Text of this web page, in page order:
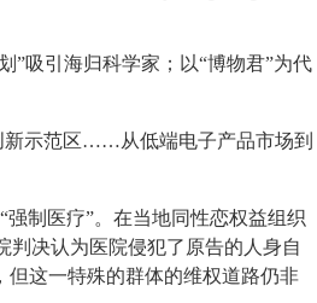
”吸引海归科学家；以“博物君”为代
新示范区……从低端电子产品市场到
制医疗”。在当地同性恋权益组织
判决认为医院侵犯了原告的人身自
但这一特殊的群体的维权道路仍非